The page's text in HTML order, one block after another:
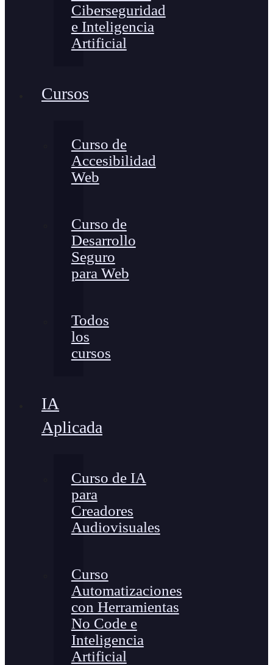
Ciberseguridad
e Inteligencia
Artificial
Cursos
Curso de
Accesibilidad
Web
Curso de
Desarrollo
Seguro
para Web
Todos
los
cursos
IA
Aplicada
Curso de IA
para
Creadores
Audiovisuales
Curso
Automatizaciones
con Herramientas
No Code e
Inteligencia
Artificial